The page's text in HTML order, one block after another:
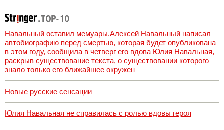
Навальный оставил мемуары.Алексей Навальный написал
автобиографию перед смертью, которая будет опубликована
в этом году, сообщила в четверг его вдова Юлия Навальная,
раскрыв существование текста, о существовании которого
знало только его ближайшее окружен
Новые русские сенсации
Юлия Навальная не справилась с ролью вдовы героя